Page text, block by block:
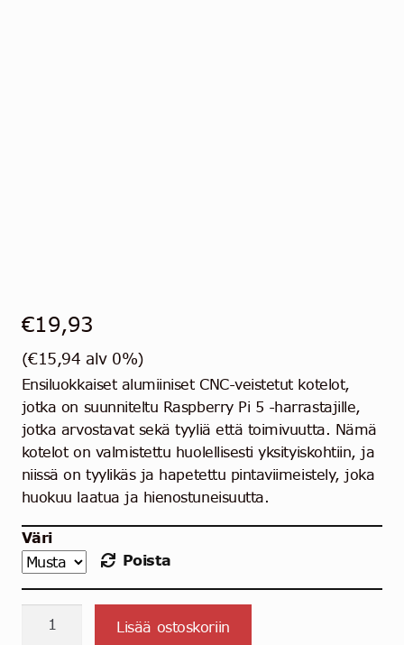
€19,93
(€15,94 alv 0%)
Ensiluokkaiset alumiiniset CNC-veistetut kotelot,
jotka on suunniteltu Raspberry Pi 5 -harrastajille,
jotka arvostavat sekä tyyliä että toimivuutta. Nämä
kotelot on valmistettu huolellisesti yksityiskohtiin, ja
niissä on tyylikäs ja hapetettu pintaviimeistely, joka
huokuu laatua ja hienostuneisuutta.
Väri
Poista
Edatec
Lisää ostoskoriin